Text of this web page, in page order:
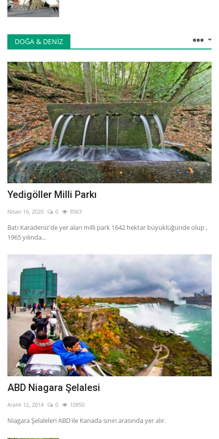
DOĞA & DENIZ
Yedigöller Milli Parkı
Nisan 16, 2020 0 8563
Batı Karadeniz'de yer alan milli park 1642 hektar büyüklüğünde olup ,
1965 yılında...
ABD Niagara Şelalesi
Aralık 12, 2014 0 10850
Niagara Şelaleleri ABD ile Kanada sınırı arasında yer alır.